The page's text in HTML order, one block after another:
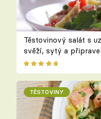
Těstovinový salát s
svěží, sytý a
TĚSTOVINY